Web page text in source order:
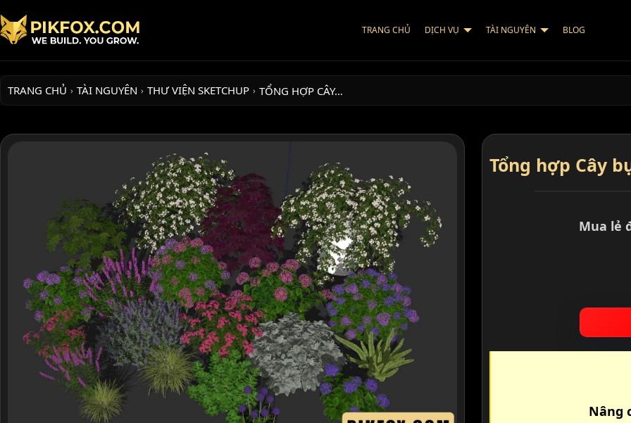
TRANG CHỦ DỊCH VỤ TÀI NGUYÊN BLOG
TRANG CHỦ › TÀI NGUYÊN › THƯ VIỆN SKETCHUP › TỔNG HỢP CÂY…
Tổng hợp Cây
Mua lẻ
Nâng